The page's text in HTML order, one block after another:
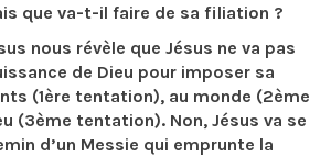
que va-t-il faire de sa filiation ?
nous révèle que Jésus ne va pas
de Dieu pour imposer sa
(1ère tentation), au monde (2ème
(3ème tentation). Non, Jésus va se
d’un Messie qui emprunte la